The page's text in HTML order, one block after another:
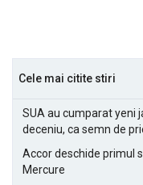
Cele mai citite stiri
SUA au cumparat yeni
deceniu, ca semn de
Accor deschide primul
Mercure